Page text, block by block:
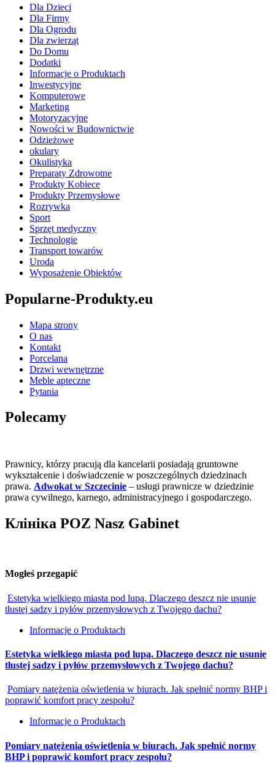
Dla Dzieci
Dla Firmy
Dla Ogrodu
Dla zwierząt
Do Domu
Dodatki
Informacje o Produktach
Inwestycyjne
Komputerowe
Marketing
Motoryzacyjne
Nowości w Budownictwie
Odzieżowe
okulary
Okulistyka
Preparaty Zdrowotne
Produkty Kobiece
Produkty Przemysłowe
Rozrywka
Sport
Sprzęt medyczny
Technologie
Transport towarów
Uroda
Wyposażenie Obiektów
Popularne-Produkty.eu
Mapa strony
O nas
Kontakt
Porcelana
Drzwi wewnętrzne
Meble apteczne
Pytania
Polecamy
Prawnicy, którzy pracują dla kancelarii posiadają gruntowne
wykształcenie i doświadczenie w poszczególnych dziedzinach
prawa. Adwokat w Szczecinie – usługi prawnicze w dziedzinie
prawa cywilnego, karnego, administracyjnego i gospodarczego.
Клініка POZ Nasz Gabinet
Mogłeś przegapić
Estetyka wielkiego miasta pod lupą. Dlaczego deszcz nie usunie
tłustej sadzy i pyłów przemysłowych z Twojego dachu?
Informacje o Produktach
Estetyka wielkiego miasta pod lupą. Dlaczego deszcz nie usunie
tłustej sadzy i pyłów przemysłowych z Twojego dachu?
Pomiary natężenia oświetlenia w biurach. Jak spełnić normy BHP i
poprawić komfort pracy zespołu?
Informacje o Produktach
Pomiary natężenia oświetlenia w biurach. Jak spełnić normy
BHP i poprawić komfort pracy zespołu?